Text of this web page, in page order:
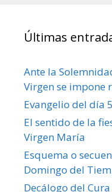
Últimas
Ante la
Virgen se impone
Evangelio del día
El sentido de la
Virgen María
Esquema o
Domingo del
Decálogo del